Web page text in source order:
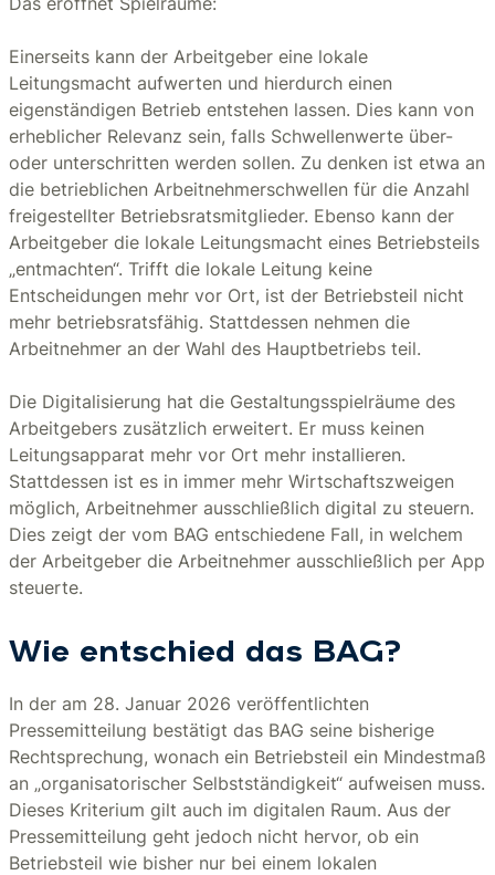
Einerseits kann der Arbeitgeber eine lokale
Leitungsmacht aufwerten und hierdurch einen
eigenständigen Betrieb entstehen lassen. Dies kann von
erheblicher Relevanz sein, falls Schwellenwerte über-
oder unterschritten werden sollen. Zu denken ist etwa an
die betrieblichen Arbeitnehmerschwellen für die Anzahl
freigestellter Betriebsratsmitglieder. Ebenso kann der
Arbeitgeber die lokale Leitungsmacht eines Betriebsteils
„entmachten“. Trifft die lokale Leitung keine
Entscheidungen mehr vor Ort, ist der Betriebsteil nicht
mehr betriebsratsfähig. Stattdessen nehmen die
Arbeitnehmer an der Wahl des Hauptbetriebs teil.
Die Digitalisierung hat die Gestaltungsspielräume des
Arbeitgebers zusätzlich erweitert. Er muss keinen
Leitungsapparat mehr vor Ort mehr installieren.
Stattdessen ist es in immer mehr Wirtschaftszweigen
möglich, Arbeitnehmer ausschließlich digital zu steuern.
Dies zeigt der vom BAG entschiedene Fall, in welchem
der Arbeitgeber die Arbeitnehmer ausschließlich per App
steuerte.
Wie entschied das BAG?
In der am 28. Januar 2026 veröffentlichten
Pressemitteilung bestätigt das BAG seine bisherige
Rechtsprechung, wonach ein Betriebsteil ein Mindestmaß
an „organisatorischer Selbstständigkeit“ aufweisen muss.
Dieses Kriterium gilt auch im digitalen Raum. Aus der
Pressemitteilung geht jedoch nicht hervor, ob ein
Betriebsteil wie bisher nur bei einem lokalen